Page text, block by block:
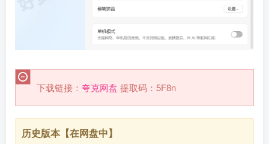
下载链接： 夸克网盘 提取码：5F8n
历史版本【在网盘中】